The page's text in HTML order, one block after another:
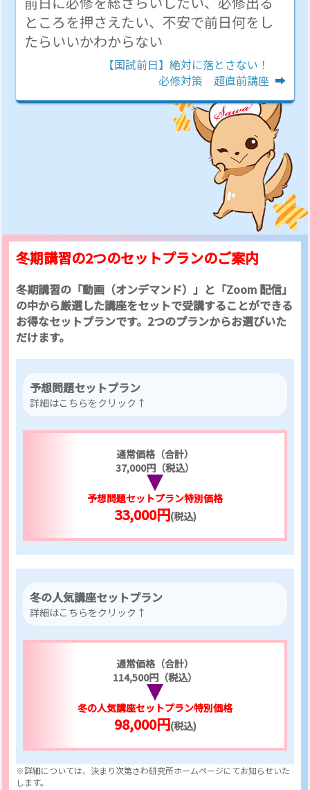
ところを押さえたい、不安で前日何をし
たらいいかわからない
【国試前日】絶対に落とさない！
必修対策 超直前講座
冬期講習の2つのセットプランのご案内
冬期講習の「動画（オンデマンド）」と「Zoom 配信」
の中から厳選した講座をセットで受講することができる
お得なセットプランです。2つのプランからお選びいた
だけます。
予想問題セットプラン
詳細はこちらをクリック↑
通常価格（合計）
37,000円（税込）
予想問題セットプラン特別価格
33,000円(税込)
冬の人気講座セットプラン
詳細はこちらをクリック↑
通常価格（合計）
114,500円（税込）
冬の人気講座セットプラン特別価格
98,000円(税込)
※詳細については、決まり次第さわ研究所ホームページにてお知らせいた
します。